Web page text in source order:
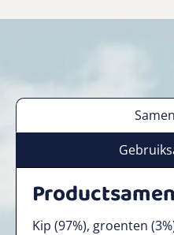
Kip (97%), groenten